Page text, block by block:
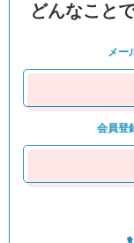
どんなこと
メー
会員登